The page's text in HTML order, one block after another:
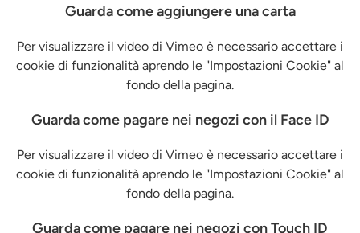
Guarda come aggiungere una carta
Per visualizzare il video di Vimeo è necessario accettare i
cookie di funzionalità aprendo le "Impostazioni Cookie" al
fondo della pagina.
Guarda come pagare nei negozi con il Face ID
Per visualizzare il video di Vimeo è necessario accettare i
cookie di funzionalità aprendo le "Impostazioni Cookie" al
fondo della pagina.
Guarda come pagare nei negozi con Touch ID